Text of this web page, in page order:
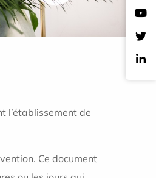
l’établissement de
Ce document